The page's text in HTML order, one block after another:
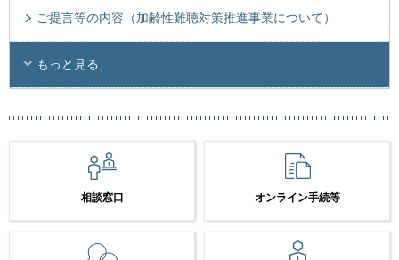
ご提言等の内容（加齢性難聴対策推進事業について）
もっと見る
相談窓口 オンライン手続等